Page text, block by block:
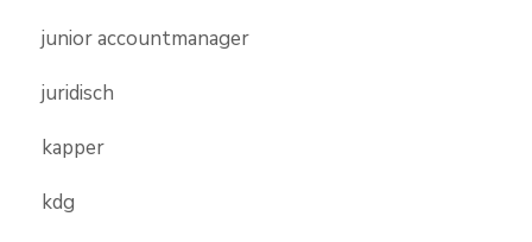
junior accountmanager
juridisch
kapper
kdg